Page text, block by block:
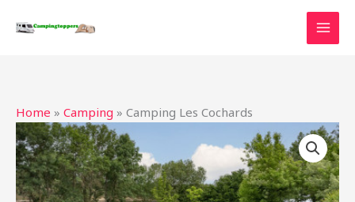
naar
Home » Camping » Camping Les Cochards